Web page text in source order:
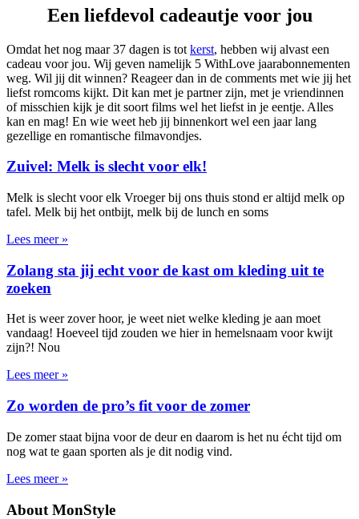
Een liefdevol cadeautje voor jou
Omdat het nog maar 37 dagen is tot kerst, hebben wij alvast een
cadeau voor jou. Wij geven namelijk 5 WithLove jaarabonnementen
weg. Wil jij dit winnen? Reageer dan in de comments met wie jij het
liefst romcoms kijkt. Dit kan met je partner zijn, met je vriendinnen
of misschien kijk je dit soort films wel het liefst in je eentje. Alles
kan en mag! En wie weet heb jij binnenkort wel een jaar lang
gezellige en romantische filmavondjes.
Zuivel: Melk is slecht voor elk!
Melk is slecht voor elk Vroeger bij ons thuis stond er altijd melk op
tafel. Melk bij het ontbijt, melk bij de lunch en soms
Lees meer »
Zolang sta jij echt voor de kast om kleding uit te
zoeken
Het is weer zover hoor, je weet niet welke kleding je aan moet
vandaag! Hoeveel tijd zouden we hier in hemelsnaam voor kwijt
zijn?! Nou
Lees meer »
Zo worden de pro’s fit voor de zomer
De zomer staat bijna voor de deur en daarom is het nu écht tijd om
nog wat te gaan sporten als je dit nodig vind.
Lees meer »
About MonStyle